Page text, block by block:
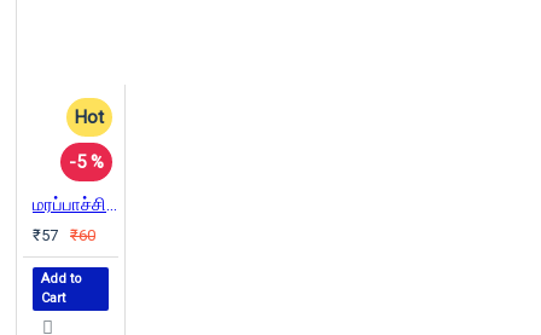
Hot
-5 %
மரப்பாச்சி சொன்ன ரகசியம் (PB)
₹57 ₹60
Add to
Cart